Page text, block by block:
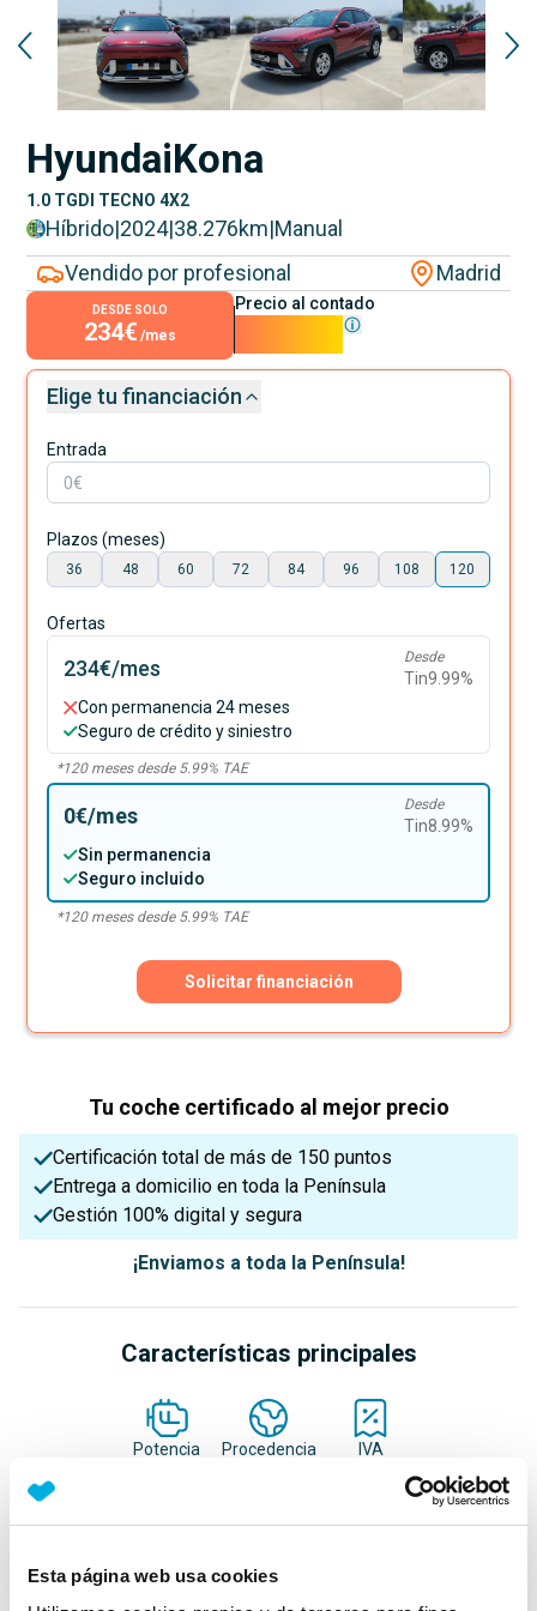
Esta página web usa cookies
HyundaiKona
1.0 TGDI TECNO 4X2
Híbrido|2024|38.276km|Manual
Vendido por profesional
Madrid
DESDE SOLO
234€ /mes
Precio al contado
Elige tu financiación
Entrada
Plazos (meses)
36 48 60 72 84 96 108 120
Ofertas
234€/mes Desde
Tin9.99%
Con permanencia 24 meses
Seguro de crédito y siniestro
*120meses desde 5.99% TAE
0€/mes Desde
Tin8.99%
Sin permanencia
Seguro incluido
*120meses desde 5.99% TAE
Solicitar financiación
Tu coche certificado al mejor precio
Certificación total de más de 150 puntos
Entrega a domicilio en toda la Península
Gestión 100% digital y segura
¡Enviamos a toda la Península!
Características principales
Potencia Procedencia IVA
Deducible
Nº Asientos Matriculación